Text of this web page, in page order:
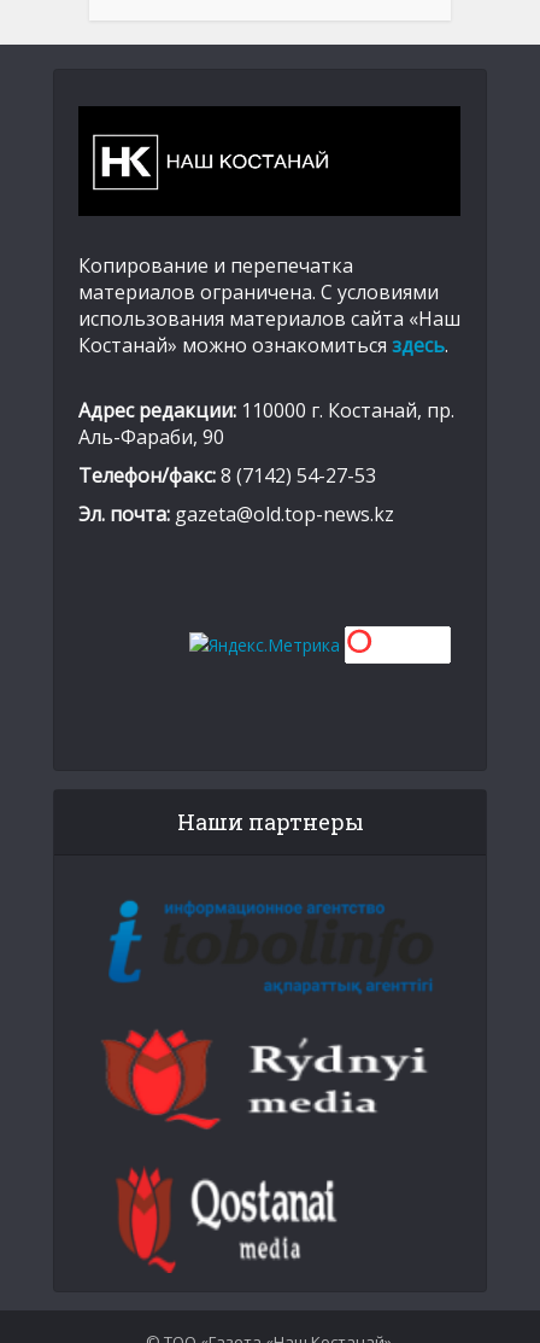
Копирование и перепечатка
материалов ограничена. С условиями
использования материалов сайта «Наш
Костанай» можно ознакомиться здесь.
Адрес редакции: 110000 г. Костанай, пр.
Аль-Фараби, 90
Телефон/факс:8 (7142) 54-27-53
Эл. почта: gazeta@old.top-news.kz
Наши партнеры